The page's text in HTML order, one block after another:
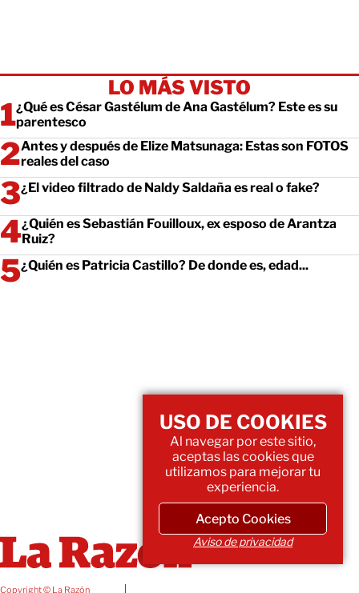
LO MÁS VISTO
¿Qué es César Gastélum de Ana Gastélum? Este es su
parentesco
Antes y después de Elize Matsunaga: Estas son FOTOS
reales del caso
¿El video filtrado de Naldy Saldaña es real o fake?
¿Quién es Sebastián Fouilloux, ex esposo de Arantza
Ruiz?
¿Quién es Patricia Castillo? De donde es, edad...
Copyright © La Razón
USO DE COOKIES
Al navegar por este sitio,
aceptas las cookies que
utilizamos para mejorar tu
experiencia.
Acepto Cookies
Aviso de privacidad